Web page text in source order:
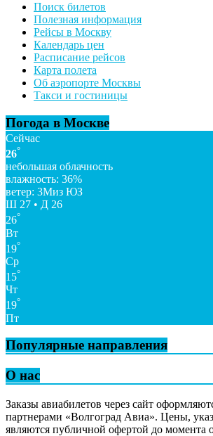
Поиск билетов
Полезная информация
Рейсы в Москву
Календарь цен
Расписание рейсов
Карта полета
Об аэропорте Москвы
Такси и гостиницы
Погода в Москве
Сейчас
26°
небольшая облачность
влажность: 36%
ветер: 3Миз ЮЗ
Ш 27 • Д 26
26°
Вт
19°
Ср
15°
Чт
19°
Пт
Популярные направления
О нас
Заказы авиабилетов через сайт
партнерами «Волгоград Авиа». Цены,
являются публичной офертой до момента